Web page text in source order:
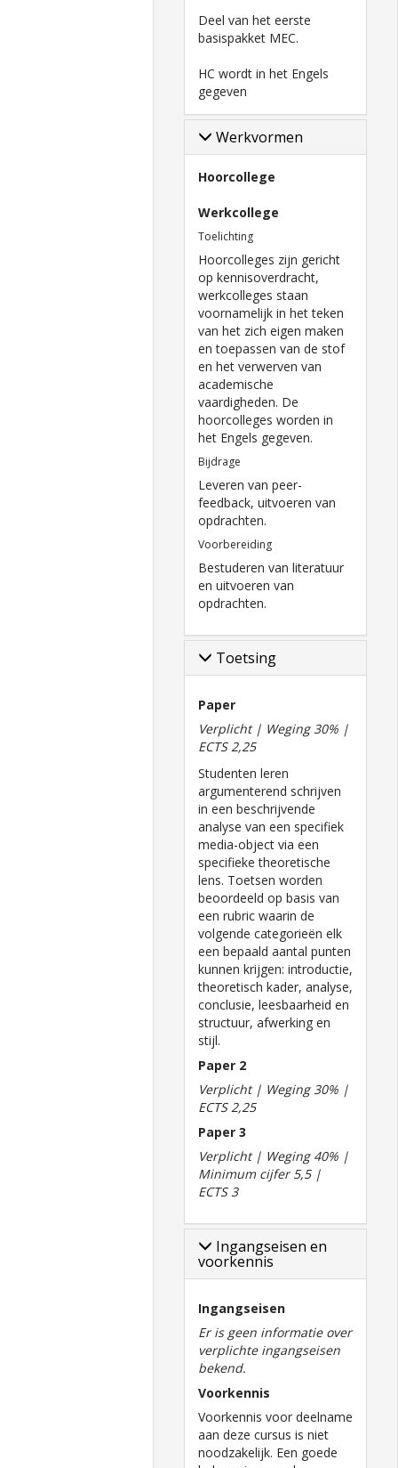
Deel van het eerste
basispakket MEC.
HC wordt in het Engels
gegeven
Werkvormen
Hoorcollege
Werkcollege
Toelichting
Hoorcolleges zijn gericht
op kennisoverdracht,
werkcolleges staan
voornamelijk in het teken
van het zich eigen maken
en toepassen van de stof
en het verwerven van
academische
vaardigheden. De
hoorcolleges worden in
het Engels gegeven.
Bijdrage
Leveren van peer-
feedback, uitvoeren van
opdrachten.
Voorbereiding
Bestuderen van literatuur
en uitvoeren van
opdrachten.
Toetsing
Paper
Verplicht | Weging 30% |
ECTS 2,25
Studenten leren
argumenterend schrijven
in een beschrijvende
analyse van een specifiek
media-object via een
specifieke theoretische
lens. Toetsen worden
beoordeeld op basis van
een rubric waarin de
volgende categorieën elk
een bepaald aantal punten
kunnen krijgen: introductie,
theoretisch kader, analyse,
conclusie, leesbaarheid en
structuur, afwerking en
stijl.
Paper 2
Verplicht | Weging 30% |
ECTS 2,25
Paper 3
Verplicht | Weging 40% |
Minimum cijfer 5,5 |
ECTS 3
Ingangseisen en
voorkennis
Ingangseisen
Er is geen informatie over
verplichte ingangseisen
bekend.
Voorkennis
Voorkennis voor deelname
aan deze cursus is niet
noodzakelijk. Een goede